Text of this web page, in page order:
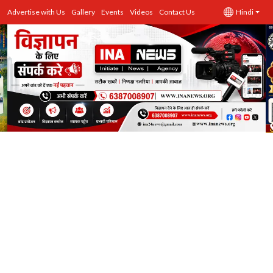
Advertise with Us Gallery Events Videos Contact Us Hindi
उत्तर प्रदेश
Advertise with Us
Events
राज्य